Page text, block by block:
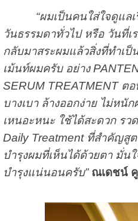
“ผมเป็นคนใส่ใจดูแล
วันธรรมดาทั่วไป หรือ วันที่เ
กลับมาสระผมแล้วสิ่งที่ทำเป็
เม้นท์ผมครับ อย่าง
SERUM TREATMENT ต
บางเบา ล้างออกง่าย ไม่หนั
เหนอะหนะ ใช้ได้สะดวก รว
Daily Treatment ที่สำคัญสู
บำรุงผมที่เห็นได้ด้วยตา มั่น
บำรุงแน่นอนครับ” ณเดชน์